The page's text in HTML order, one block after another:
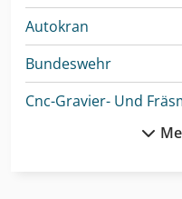
Autokran
Bundeswehr
Cnc-Gravier- Und